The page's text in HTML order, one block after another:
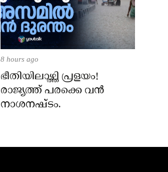
8 hours ago
ഭീതിയിലാഴ്ത്തി പ്രളയം!
രാജ്യത്ത് പരക്കെ വൻ
നാശനഷ്ടം.